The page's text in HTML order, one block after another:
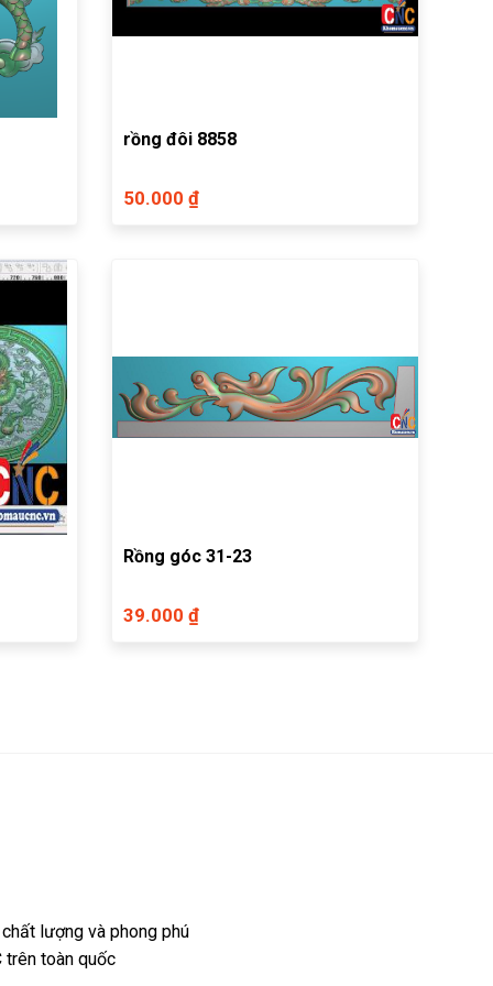
rồng đôi 8858
50.000 ₫
Rồng góc 31-23
39.000 ₫
lượng và phong phú
trên toàn quốc